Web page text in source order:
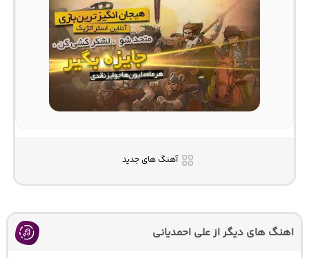
آهنگ های جدید
اهنگ های دیگر از علی احمدیانی